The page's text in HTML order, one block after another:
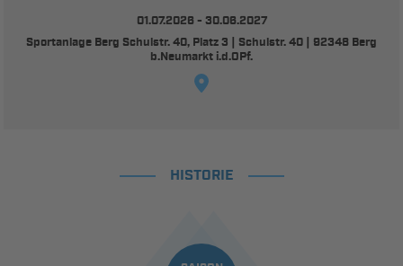
01.07.2026 - 30.06.2027
Sportanlage Berg Schulstr. 40, Platz 3 | Schulstr. 40 | 92348 Berg
b.Neumarkt i.d.OPf.
HISTORIE